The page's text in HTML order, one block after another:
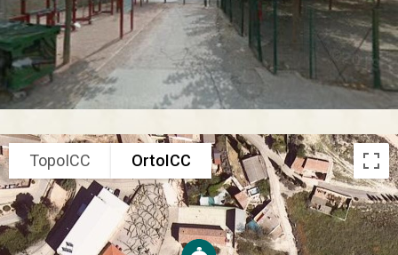
TopoICC OrtoICC